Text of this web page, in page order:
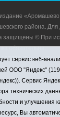
района. Для
защищены © При
обязательна.
Россия,
район, с.
почты редакции:
8 (34545) 2-30-58
сервис веб-
ООО "Яндекс"
Сервис
технических
и улучшения
Вы